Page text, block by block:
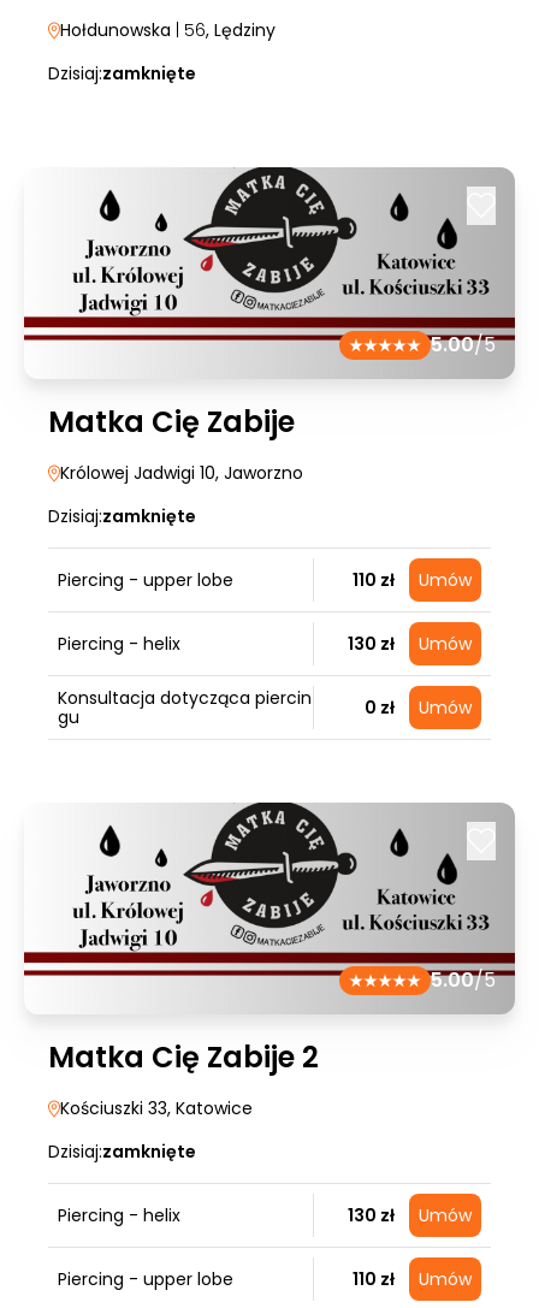
Hołdunowska | 56, Lędziny
Dzisiaj:zamknięte
5.00/5
Matka Cię Zabije
Królowej Jadwigi 10, Jaworzno
Dzisiaj:zamknięte
Piercing - upper lobe 110 zł Umów
Piercing - helix 130 zł Umów
Konsultacja dotycząca piercin
gu
0 zł Umów
5.00/5
Matka Cię Zabije 2
Kościuszki 33, Katowice
Dzisiaj:zamknięte
Piercing - helix 130 zł Umów
Piercing - upper lobe 110 zł Umów